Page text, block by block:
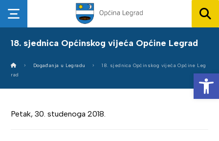
18. sjednica Općinskog vijeća Općine Legrad
Događanja u Legradu
18. sjednica Općinskog vijeća Općine Leg
rad
Petak, 30. studenoga 2018.